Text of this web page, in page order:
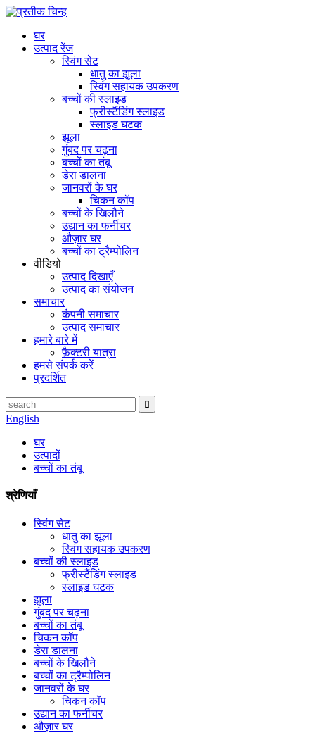
घर
उत्पाद रेंज
स्विंग सेट
धातु का झूला
स्विंग सहायक उपकरण
बच्चों की स्लाइड
फ्रीस्टैंडिंग स्लाइड
स्लाइड घटक
झूला
गुंबद पर चढ़ना
बच्चों का तंबू
डेरा डालना
जानवरों के घर
चिकन कॉप
बच्चों के खिलौने
उद्यान का फर्नीचर
औज़ार घर
बच्चों का ट्रैम्पोलिन
वीडियो
उत्पाद दिखाएँ
उत्पाद का संयोजन
समाचार
कंपनी समाचार
उत्पाद समाचार
हमारे बारे में
फ़ैक्टरी यात्रा
हमसे संपर्क करें
प्रदर्शित
English
घर
उत्पादों
बच्चों का तंबू
श्रेणियाँ
स्विंग सेट
धातु का झूला
स्विंग सहायक उपकरण
बच्चों की स्लाइड
फ्रीस्टैंडिंग स्लाइड
स्लाइड घटक
झूला
गुंबद पर चढ़ना
बच्चों का तंबू
चिकन कॉप
डेरा डालना
बच्चों के खिलौने
बच्चों का ट्रैम्पोलिन
जानवरों के घर
चिकन कॉप
उद्यान का फर्नीचर
औज़ार घर